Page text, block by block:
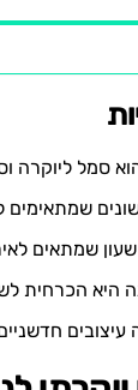
סמל ליוקרה
שמתאימים
שמתאים
היא הכרחית
עיצובים